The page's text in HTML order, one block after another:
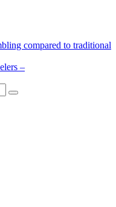
compared to traditional
–